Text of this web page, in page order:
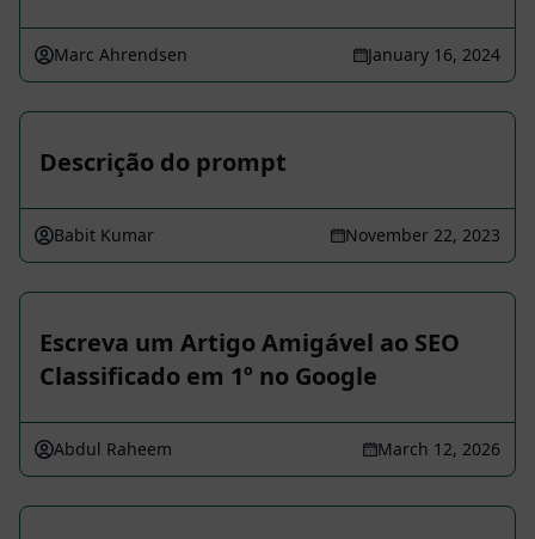
Marc Ahrendsen January 16, 2024
Descrição do prompt
Babit Kumar November 22, 2023
Escreva um Artigo Amigável ao SEO
Classificado em 1º no Google
Abdul Raheem March 12, 2026